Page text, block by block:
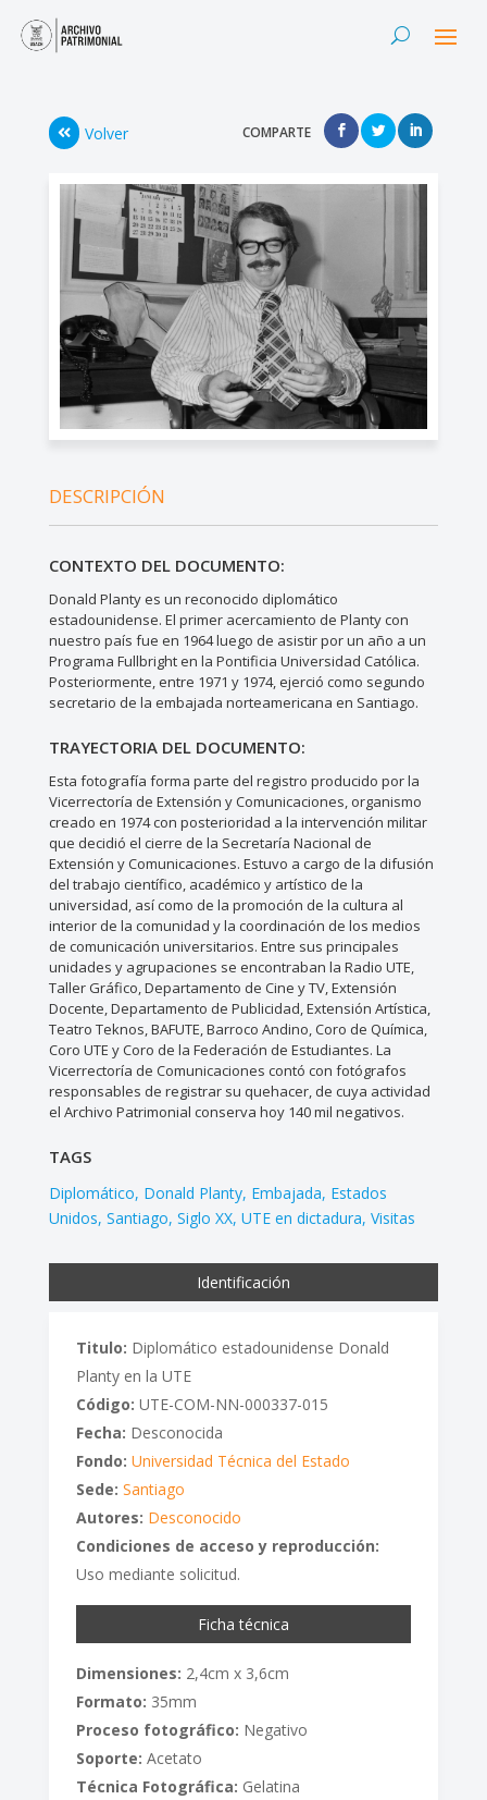
Volver COMPARTE
DESCRIPCIÓN
CONTEXTO DEL DOCUMENTO:
Donald Planty es un reconocido diplomático
estadounidense. El primer acercamiento de Planty con
nuestro país fue en 1964 luego de asistir por un año a un
Programa Fullbright en la Pontificia Universidad Católica.
Posteriormente, entre 1971 y 1974, ejerció como segundo
secretario de la embajada norteamericana en Santiago.
TRAYECTORIA DEL DOCUMENTO:
Esta fotografía forma parte del registro producido por la
Vicerrectoría de Extensión y Comunicaciones, organismo
creado en 1974 con posterioridad a la intervención militar
que decidió el cierre de la Secretaría Nacional de
Extensión y Comunicaciones. Estuvo a cargo de la difusión
del trabajo científico, académico y artístico de la
universidad, así como de la promoción de la cultura al
interior de la comunidad y la coordinación de los medios
de comunicación universitarios. Entre sus principales
unidades y agrupaciones se encontraban la Radio UTE,
Taller Gráfico, Departamento de Cine y TV, Extensión
Docente, Departamento de Publicidad, Extensión Artística,
Teatro Teknos, BAFUTE, Barroco Andino, Coro de Química,
Coro UTE y Coro de la Federación de Estudiantes. La
Vicerrectoría de Comunicaciones contó con fotógrafos
responsables de registrar su quehacer, de cuya actividad
el Archivo Patrimonial conserva hoy 140 mil negativos.
TAGS
Diplomático Donald Planty Embajada Estados
Unidos Santiago Siglo XX UTE en dictadura Visitas
Identificación
Titulo: Diplomático estadounidense Donald
Planty en la UTE
Código: UTE-COM-NN-000337-015
Fecha: Desconocida
Fondo: Universidad Técnica del Estado
Sede: Santiago
Autores: Desconocido
Condiciones de acceso y reproducción:
Uso mediante solicitud.
Ficha técnica
Dimensiones: 2,4cm x 3,6cm
Formato: 35mm
Proceso fotográfico: Negativo
Soporte: Acetato
Técnica Fotográfica: Gelatina